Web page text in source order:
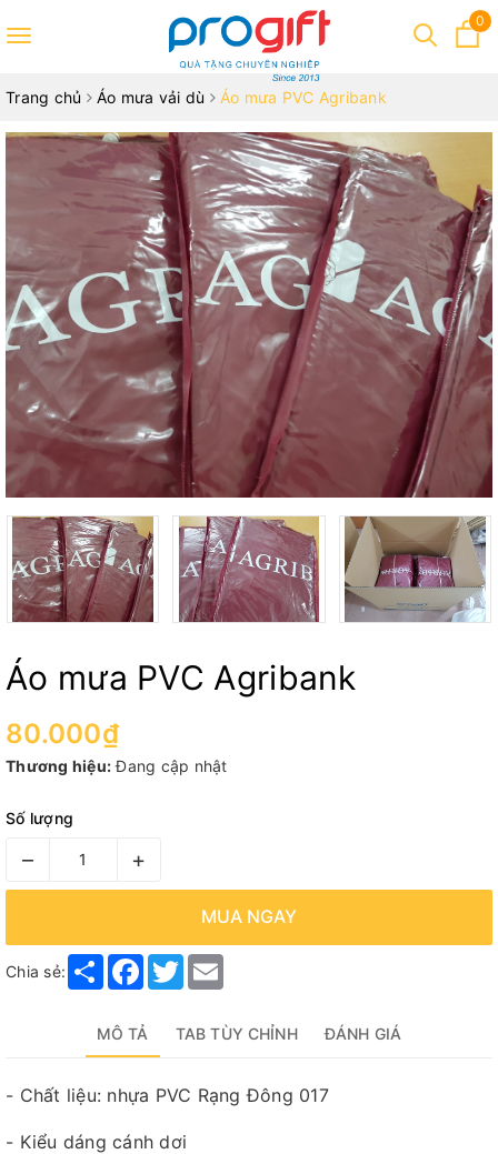
Toggle
0
Trang chủ Áo mưa vải dù Áo mưa PVC Agribank
Áo mưa PVC Agribank
80.000₫
Thương hiệu: Đang cập nhật
Số lượng
– +
MUA NGAY
Chia sẻ: Share Facebook
Twitter
MÔ TẢ TAB TÙY CHỈNH ĐÁNH GIÁ
- Chất liệu: nhựa PVC Rạng Đông 017
- Kiểu dáng cánh dơi